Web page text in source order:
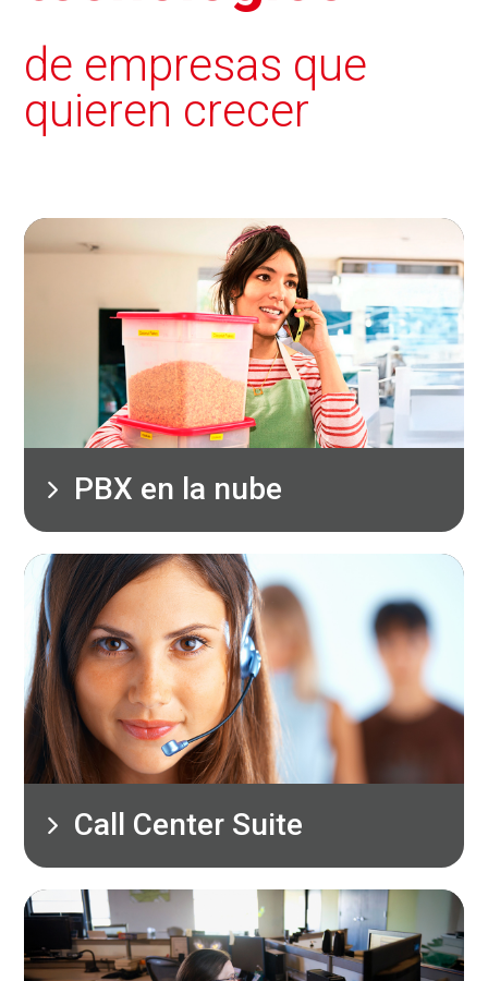
de empresas que
quieren crecer
PBX en la nube
Call Center Suite